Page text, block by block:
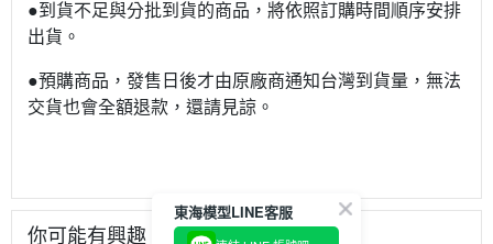
●到貨不足與分批到貨的商品，將依照訂購時間順序安排
出貨。
●預購商品，發售日後才由原廠商通知台灣到貨量，無法
交貨也會全額退款，還請見諒。
你可能有興趣
東海模型LINE客服